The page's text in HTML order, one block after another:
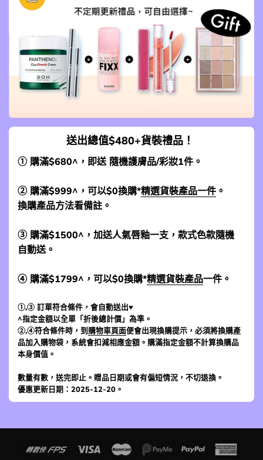
送出總值$480+貨裝禮品！
① 購滿$680^，即送 隨機護膚品/彩妝1件。
② 購滿$999^，可以$0換購*精選貨裝產品一件 。
換購產品方法看備註。
③ 購滿$1500^，加送人氣唇釉一支，款式色款隨機
自動送。
④ 購滿$1799^，可以$0換購*精選貨裝產品一件。
①,③ 訂單符合條件，會自動送出♥
^指定金額以全單「折後總計價」為準。
②,④符合條件時，到 購物車頁面便會出現換購提示，必須將換購產
品加入購物袋，系統會扣減相應金額。購滿指定金額不計算換購品
本身價值。
數量有數，送完即止。贈品日期或會有偏短情況，不切退換。
優惠更新日期：2025-12-20。